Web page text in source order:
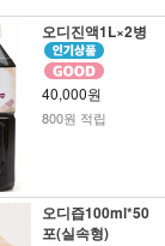
오디진액1L×2병
40,000원
800원 적립
오디즙100ml*50
포(실속형)